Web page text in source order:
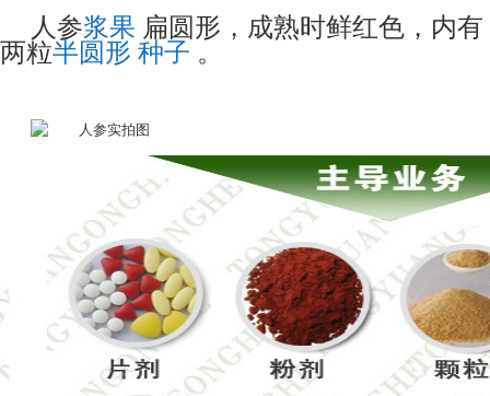
人参浆果 扁圆形，成熟时鲜红色，内有
两粒半圆形 种子 。